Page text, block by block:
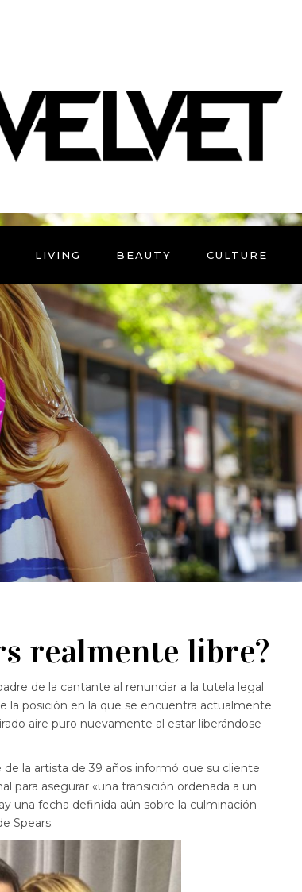
LIVING BEAUTY CULTURE
realmente libre?
de la cantante al renunciar a la tutela legal
la posición en la que se encuentra actualmente
aire puro nuevamente al estar liberándose
la artista de 39 años informó que su cliente
para asegurar «una transición ordenada a un
una fecha definida aún sobre la culminación
Spears.